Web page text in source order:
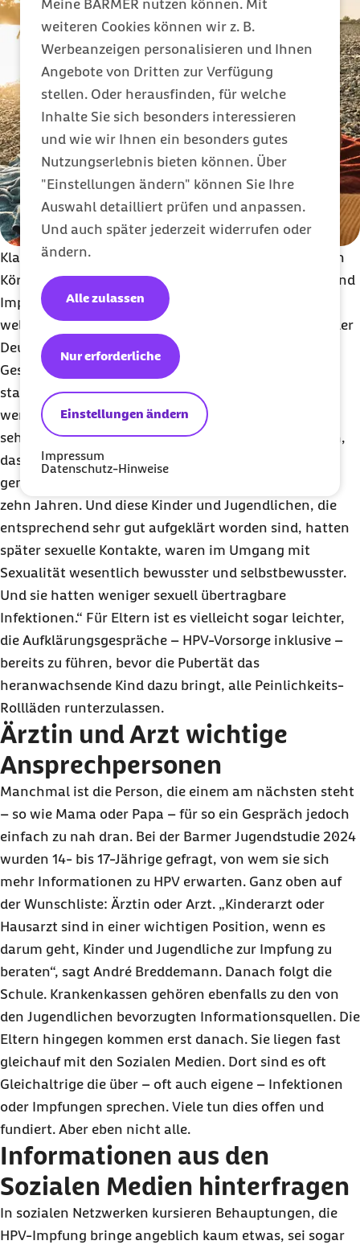
Meine BARMER nutzen können. Mit
weiteren Cookies können wir z. B.
Werbeanzeigen personalisieren und Ihnen
Angebote von Dritten zur Verfügung
stellen. Oder herausfinden, für welche
Inhalte Sie sich besonders interessieren
und wie wir Ihnen ein besonders gutes
Nutzungserlebnis bieten können. Über
"Einstellungen ändern" können Sie Ihre
Auswahl detailliert prüfen und anpassen.
Und auch später jederzeit widerrufen oder
ändern.
Einstellungen ändern
Nur erforderliche
Alle zulassen
Impressum
Datenschutz-Hinweise
Klar, in der Pubertät sind Gespräche über den eigenen
Körper am gruseligsten. Aber Gespräche über Viren und
Impfungen gehören nie zu den angenehmen. Egal in
welchem Alter. Laut Norbert Brockmeyer, Präsident der
Deutschen Gesellschaft zur Förderung der Sexuellen
Gesundheit, sollte die Aufklärung möglichst früh
stattfinden. Sie müsse eben kindgerecht formuliert
werden, so Brockmeyer in einem Interview: „Es gibt
sehr schöne Studien aus den USA, die deutlich zeigen,
dass Jugendliche bezüglich der HPV-Impfung sehr
genau über Sexualität aufgeklärt wurden, schon mit
zehn Jahren. Und diese Kinder und Jugendlichen, die
entsprechend sehr gut aufgeklärt worden sind, hatten
später sexuelle Kontakte, waren im Umgang mit
Sexualität wesentlich bewusster und selbstbewusster.
Und sie hatten weniger sexuell übertragbare
Infektionen.“ Für Eltern ist es vielleicht sogar leichter,
die Aufklärungsgespräche – HPV-Vorsorge inklusive –
bereits zu führen, bevor die Pubertät das
heranwachsende Kind dazu bringt, alle Peinlichkeits-
Rollläden runterzulassen.
Ärztin und Arzt wichtige
Ansprechpersonen
Manchmal ist die Person, die einem am nächsten steht
– so wie Mama oder Papa – für so ein Gespräch jedoch
einfach zu nah dran. Bei der Barmer Jugendstudie 2024
wurden 14- bis 17-Jährige gefragt, von wem sie sich
mehr Informationen zu HPV erwarten. Ganz oben auf
der Wunschliste: Ärztin oder Arzt. „Kinderarzt oder
Hausarzt sind in einer wichtigen Position, wenn es
darum geht, Kinder und Jugendliche zur Impfung zu
beraten“, sagt André Breddemann. Danach folgt die
Schule. Krankenkassen gehören ebenfalls zu den von
den Jugendlichen bevorzugten Informationsquellen. Die
Eltern hingegen kommen erst danach. Sie liegen fast
gleichauf mit den Sozialen Medien. Dort sind es oft
Gleichaltrige die über – oft auch eigene – Infektionen
oder Impfungen sprechen. Viele tun dies offen und
fundiert. Aber eben nicht alle.
Informationen aus den
Sozialen Medien hinterfragen
In sozialen Netzwerken kursieren Behauptungen, die
HPV-Impfung bringe angeblich kaum etwas, sei sogar